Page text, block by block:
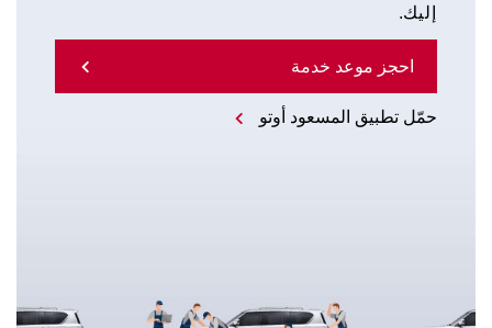
إليك.
احجز موعد خدمة
حمّل تطبيق المسعود أوتو